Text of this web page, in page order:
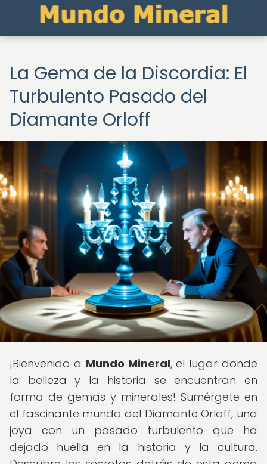
La Gema de la Discordia: El
Turbulento Pasado del
Diamante Orloff
¡Bienvenido a Mundo Mineral, el lugar donde
la belleza y la historia se encuentran en
forma de gemas y minerales! Sumérgete en
el fascinante mundo del Diamante Orloff, una
joya con un pasado turbulento que ha
dejado huella en la historia y la cultura.